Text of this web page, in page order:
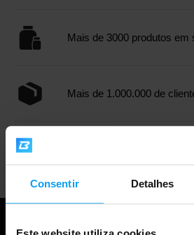
Consentir Detalhes
Mais de 3000 produtos em
Mais de 1.000.000 de